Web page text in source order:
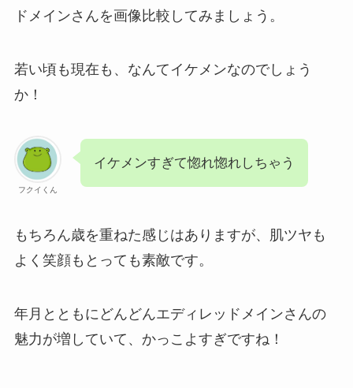
ドメインさんを画像比較してみましょう。
若い頃も現在も、なんてイケメンなのでしょう
か！
フクイくん
イケメンすぎて惚れ惚れしちゃう
もちろん歳を重ねた感じはありますが、肌ツヤも
よく笑顔もとっても素敵です。
年月とともにどんどんエディレッドメインさんの
魅力が増していて、かっこよすぎですね！